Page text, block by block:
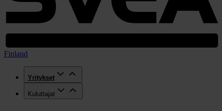
Finland
Yritykset
Kuluttajat